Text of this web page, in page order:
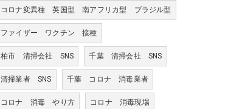
コロナ変異種 英国型 南アフリカ型 ブラジル型
ファイザー ワクチン 接種
柏市 清掃会社 SNS 千葉 清掃会社 SNS
清掃業者 SNS 千葉 コロナ 消毒業者
コロナ 消毒 やり方 コロナ 消毒現場